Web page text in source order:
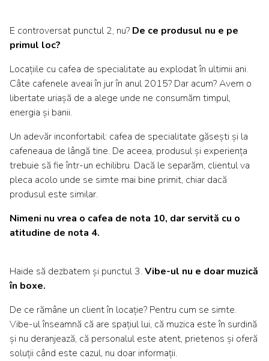
E controversat punctul 2, nu? De ce produsul nu e pe
primul loc?
Locațiile cu cafea de specialitate au explodat în ultimii ani.
Câte cafenele aveai în jur în anul 2015? Dar acum? Avem o
libertate uriașă de a alege unde ne consumăm timpul,
energia și banii.
Un adevăr inconfortabil: cafea de specialitate găsești și la
cafeneaua de lângă tine. De aceea, produsul și experiența
trebuie să fie într-un echilibru. Dacă le separăm, clientul va
pleca acolo unde se simte mai bine primit, chiar dacă
produsul este similar.
Nimeni nu vrea o cafea de nota 10, dar servită cu o
atitudine de nota 4.
Haide să dezbatem și punctul 3.Vibe-ul nu e doar muzică
în boxe.
De ce rămâne un client în locație? Pentru cum se simte.
Vibe-ul înseamnă că are spațiul lui, că muzica este în surdină
și nu deranjează, că personalul este atent, prietenos și oferă
soluții când este cazul, nu doar informații.